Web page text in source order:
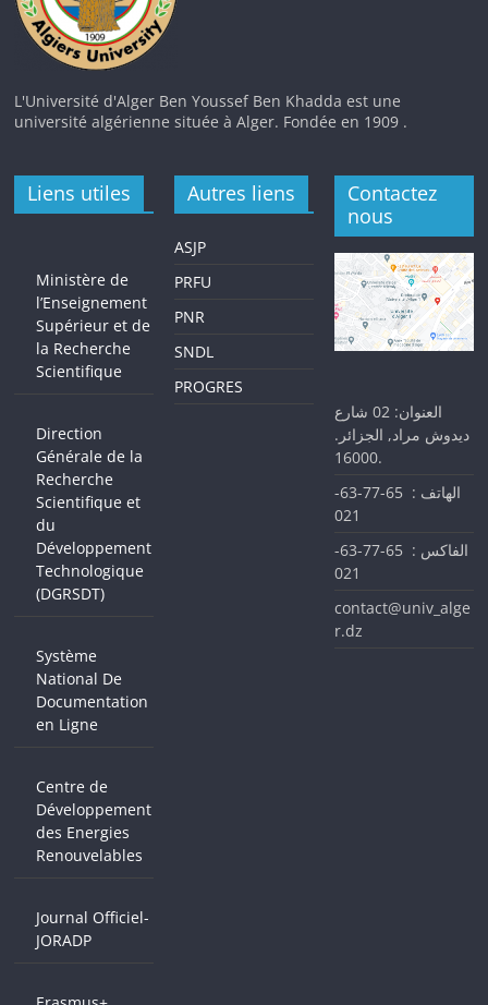
L'Université d'Alger Ben Youssef Ben Khadda est une
université algérienne située à Alger. Fondée en 1909 .
Liens utiles
Ministère de
l’Enseignement
Supérieur et de
la Recherche
Scientifique
Direction
Générale de la
Recherche
Scientifique et
du
Développement
Technologique
(DGRSDT)
Système
National De
Documentation
en Ligne
Centre de
Développement
des Energies
Renouvelables
Journal Officiel-
JORADP
Autres liens
ASJP
PRFU
PNR
SNDL
PROGRES
Contactez
nous
العنوان: 02 شارع
ديدوش مراد, الجزائر.
16000.
الهاتف : 65-77-63-
021
الفاكس : 65-77-63-
021
contact@univ_alge
r.dz